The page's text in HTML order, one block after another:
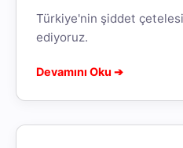
Türkiye'nin şiddet
ediyoruz.
Devamını Oku ➔